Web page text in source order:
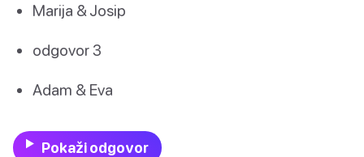
Marija & Josip
odgovor 3
Adam & Eva
Pokaži odgovor